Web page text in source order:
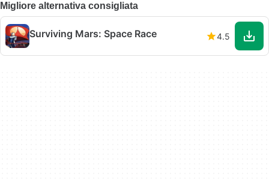
Migliore alternativa consigliata
Surviving Mars: Space Race 4.5